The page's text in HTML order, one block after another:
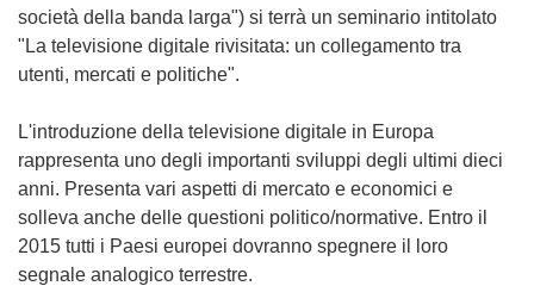
società della banda larga") si terrà un seminario intitolato
"La televisione digitale rivisitata: un collegamento tra
utenti, mercati e politiche".
L'introduzione della televisione digitale in Europa
rappresenta uno degli importanti sviluppi degli ultimi dieci
anni. Presenta vari aspetti di mercato e economici e
solleva anche delle questioni politico/normative. Entro il
2015 tutti i Paesi europei dovranno spegnere il loro
segnale analogico terrestre.